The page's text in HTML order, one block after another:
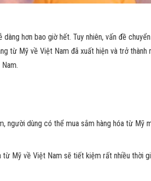
hơn bao giờ hết. Tuy nhiên, vấn đề
từ Mỹ về Việt Nam đã xuất hiện và trở
người dùng có thể mua sắm hàng hóa từ Mỹ
Mỹ về Việt Nam sẽ tiết kiệm rất nhiều thời